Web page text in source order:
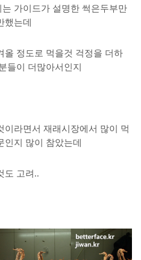
가이드가 설명한 썩은두부만
했는데
올 정도로 먹을것 걱정을 더하
들이 더많아서인지
이라면서 재래시장에서 많이 먹
인지 많이 참았는데
도 고려..